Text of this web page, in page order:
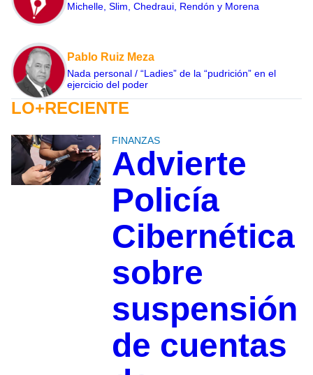
Michelle, Slim, Chedraui, Rendón y Morena
Pablo Ruiz Meza
Nada personal / “Ladies” de la “pudrición” en el
ejercicio del poder
LO+RECIENTE
FINANZAS
Advierte
Policía
Cibernética
sobre
suspensión
de cuentas